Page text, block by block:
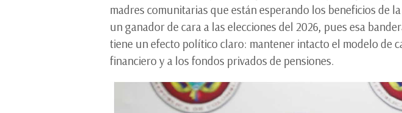
madres comunitarias que están esperando los beneficios de
un ganador de cara a las elecciones del 2026, pues esa
tiene un efecto político claro: mantener intacto el modelo de
financiero y a los fondos privados de pensiones.